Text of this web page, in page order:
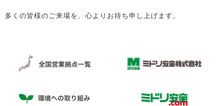
多くの皆様のご来場を、心よりお待ち申し上げます。